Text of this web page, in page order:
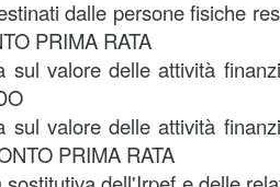
dalle persone fisiche
PRIMA RATA
sul valore delle attività
sul valore delle attività
PRIMA RATA